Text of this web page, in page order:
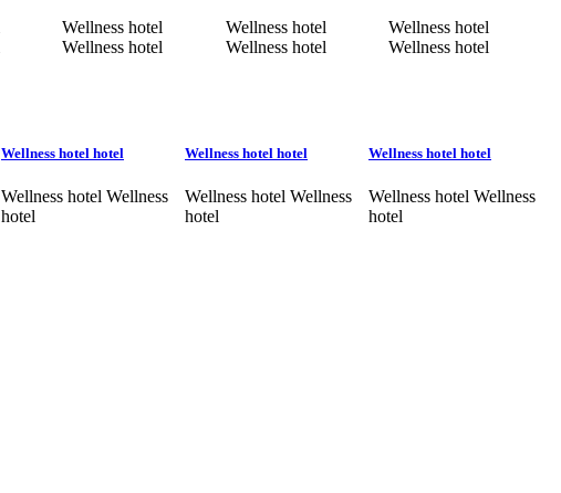
Wellness hotel
Wellness hotel
Wellness hotel
Wellness hotel
Wellness hotel
Wellness hotel
Wellness hotel hotel
Wellness hotel Wellness
hotel
Wellness hotel hotel
Wellness hotel Wellness
hotel
Wellness hotel hotel
Wellness hotel Wellness
hotel